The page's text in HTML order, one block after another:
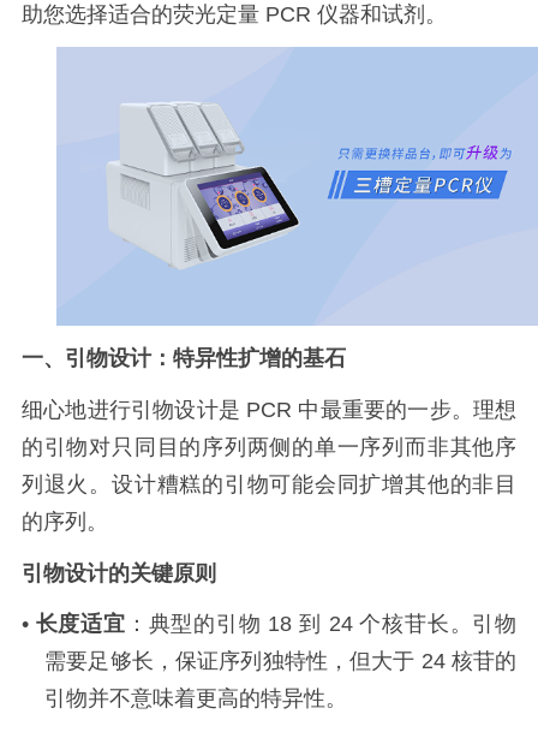
助您选择适合的荧光定量 PCR 仪器和试剂。
一、引物设计：特异性扩增的基石
细心地进行引物设计是 PCR 中最重要的一步。理想
的引物对只同目的序列两侧的单一序列而非其他序
列退火。设计糟糕的引物可能会同扩增其他的非目
的序列。
引物设计的关键原则
• 长度适宜 ：典型的引物 18到 24个核苷长。引物
需要足够长，保证序列独特性，但大于 24 核苷的
引物并不意味着更高的特异性。